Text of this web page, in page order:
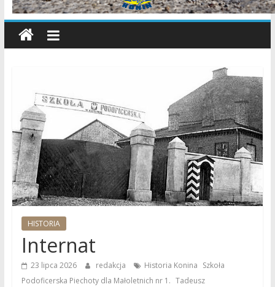
informacje,
sport,
Konin,
Koło,
Polska
HISTORIA
Internat
23 lipca 2026 redakcja Historia Konina Szkoła
Podoficerska Piechoty dla Małoletnich nr 1. Tadeusz